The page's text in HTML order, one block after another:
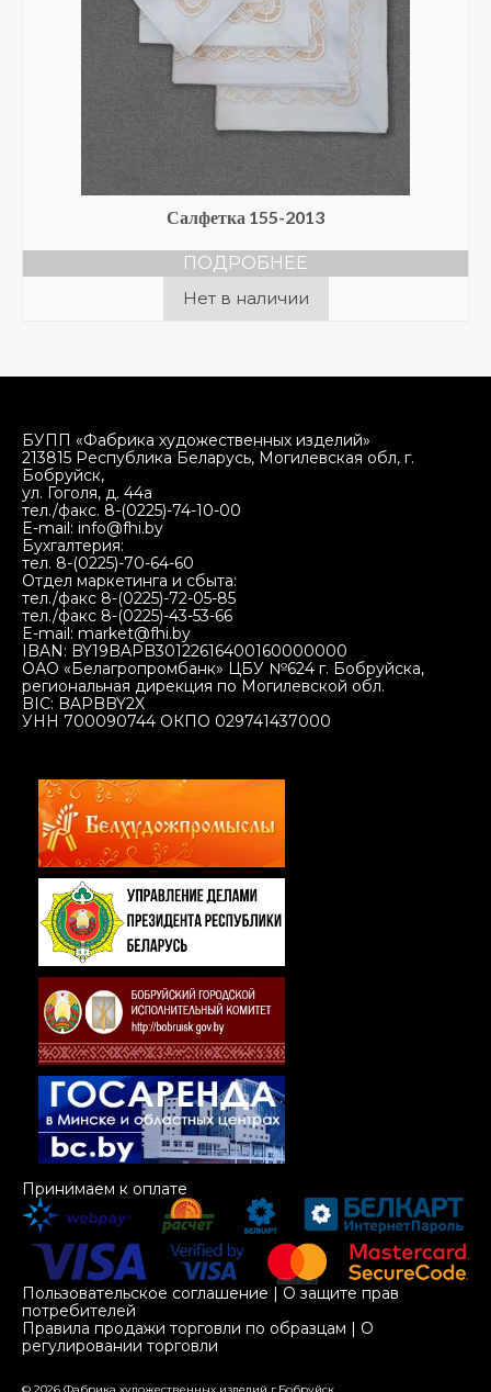
Салфетка 155-2013
ПОДРОБНЕЕ
Нет в наличии
БУПП «Фабрика художественных изделий»
213815 Республика Беларусь, Могилевская обл, г.
Бобруйск,
ул. Гоголя, д. 44а
тел./факс. 8-(0225)-74-10-00
E-mail: info@fhi.by
Бухгалтерия:
тел. 8-(0225)-70-64-60
Отдел маркетинга и сбыта:
тел./факс 8-(0225)-72-05-85
тел./факс 8-(0225)-43-53-66
E-mail: market@fhi.by
IBAN: BY19BAPB30122616400160000000
ОАО «Белагропромбанк» ЦБУ №624 г. Бобруйска,
региональная дирекция по Могилевской обл.
BIC: BAPBBY2X
УНН 700090744 ОКПО 029741437000
Принимаем к оплате
Пользовательское соглашение | О защите прав
потребителей
Правила продажи торговли по образцам | О
регулировании торговли